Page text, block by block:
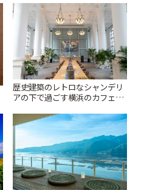
歴史建築のレトロなシャンデリ
アの下で過ごす横浜のカフェ時